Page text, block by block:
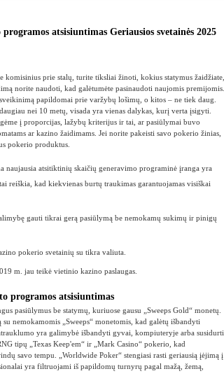
atsisiuntimas Geriausios svetainės 2025
prie stalų, turite tiksliai žinoti, kokius statymus žaidžiate,
norite naudoti, kad galėtumėte pasinaudoti naujomis premijomis.
papildomai prie varžybų lošimų, o kitos – ne tiek daug.
nei 10 metų, visada yra vienas dalykas, kurį verta įsigyti.
į proporcijas, lažybų kriterijus ir tai, ar pasiūlymai buvo
ar kazino žaidimams. Jei norite pakeisti savo pokerio žinias,
pokerio produktus.
naujausia atsitiktinių skaičių generavimo programinė įranga yra
reiškia, kad kiekvienas burtų traukimas garantuojamas visiškai
gauti tikrai gerą pasiūlymą be nemokamų sukimų ir pinigų
pokerio svetainių su tikra valiuta.
m. jau teikė vietinio kazino paslaugas.
programos atsisiuntimas
pasiūlymus be statymų, kuriuose gausu „Sweeps Gold“ monetų.
nemokamomis „Sweeps“ monetomis, kad galėtų išbandyti
yra galimybė išbandyti gyvai, kompiuteryje arba susidurti
tipų „Texas Keep'em“ ir „Mark Casino“ pokerio, kad
savo tempu. „Worldwide Poker“ stengiasi rasti geriausią įėjimą į
yra filtruojami iš papildomų turnyrų pagal mažą, žemą,